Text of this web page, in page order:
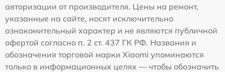
авторизации от производителя. Цены на ремонт,
указанные на сайте, носят исключительно
ознакомительный характер и не являются публичной
офертой согласно п. 2 ст. 437 ГК РФ. Названия и
обозначения торговой марки Xiaomi упоминаются
только в информационных целях — чтобы обозначить